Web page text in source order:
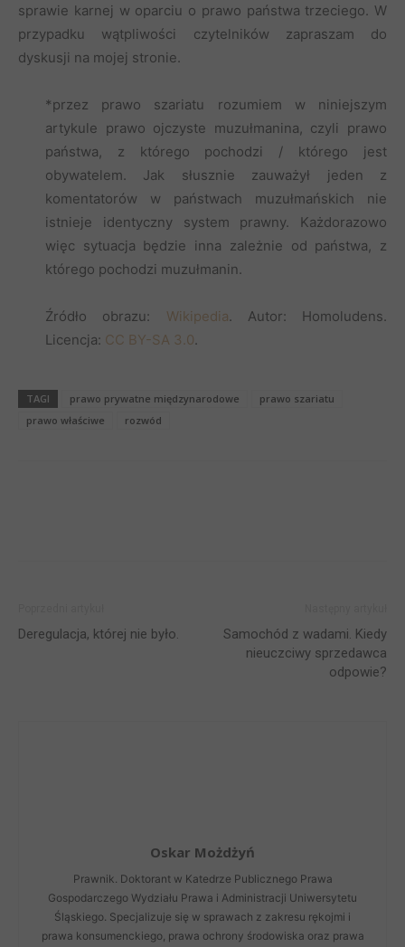
sprawie karnej w oparciu o prawo państwa trzeciego. W
przypadku wątpliwości czytelników zapraszam do
dyskusji na mojej stronie.
*przez prawo szariatu rozumiem w niniejszym
artykule prawo ojczyste muzułmanina, czyli prawo
państwa, z którego pochodzi / którego jest
obywatelem. Jak słusznie zauważył jeden z
komentatorów w państwach muzułmańskich nie
istnieje identyczny system prawny. Każdorazowo
więc sytuacja będzie inna zależnie od państwa, z
którego pochodzi muzułmanin.
Źródło obrazu: Wikipedia. Autor: Homoludens.
Licencja: CC BY-SA 3.0.
TAGI prawo prywatne międzynarodowe
prawo szariatu
prawo właściwe
rozwód
Deregulacja, której nie było.
Samochód z wadami. Kiedy
nieuczciwy sprzedawca
odpowie?
Oskar Możdżyń
Prawnik. Doktorant w Katedrze Publicznego Prawa
Gospodarczego Wydziału Prawa i Administracji Uniwersytetu
Śląskiego. Specjalizuje się w sprawach z zakresu rękojmi i
prawa konsumenckiego, prawa ochrony środowiska oraz prawa